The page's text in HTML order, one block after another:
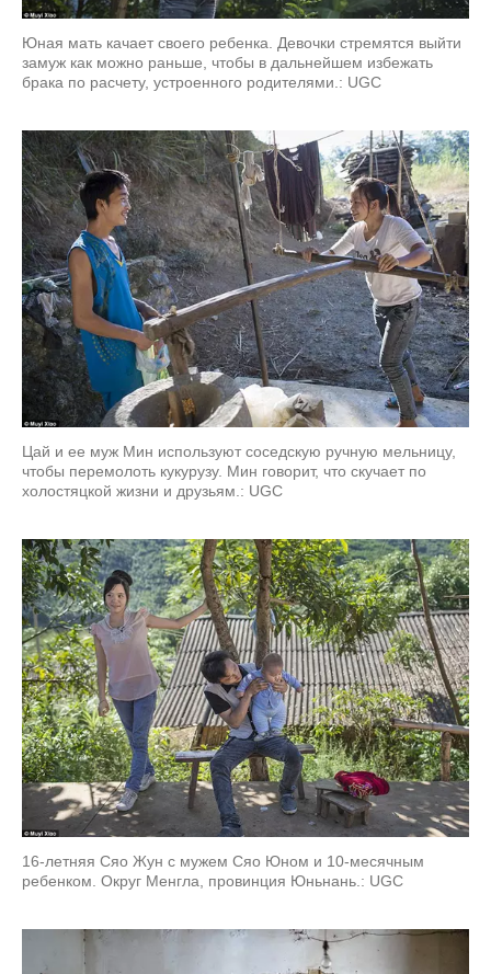
Юная мать качает своего ребенка. Девочки стремятся выйти
замуж как можно раньше, чтобы в дальнейшем избежать
брака по расчету, устроенного родителями.: UGC
Цай и ее муж Мин используют соседскую ручную мельницу,
чтобы перемолоть кукурузу. Мин говорит, что скучает по
холостяцкой жизни и друзьям.: UGC
16-летняя Сяо Жун с мужем Сяо Юном и 10-месячным
ребенком. Округ Менгла, провинция Юньнань.: UGC